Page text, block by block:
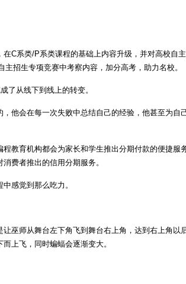
C系类/P系类课程的基础上内容升级，并对高校自
招生专项竞赛中考察内容，加分高考，助力名校。
了从线下到线上的转变。
他会在每一次失败中总结自己的经验，他甚至为自
教育机构都会为家长和学生推出分期付款的便捷服
费者推出的信用分期服务。
感觉到那么吃力。
师从舞台左下角飞到舞台右上角，达到右上角以
上飞，同时蝙蝠会逐渐变大。